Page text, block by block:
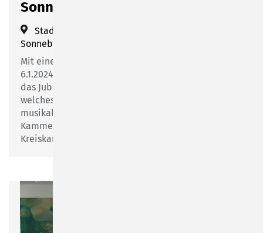
Sonneberg“
Stadtkirche St. Peter
Sonneberg
Mit einer ökumenischen Andacht wird am Samstag,
6.1.2024 um 18:00 Uhr
das Jubiläumsjahr „675 Jahre Sonneberg“ eröffnet,
welches die Stadt im Jahr 2024 feiert. Die
musikalische Umrahmung erfolgt durch den
Kammerchor Sonneberg unter Leitung von
Kreiskantor Martin Hütterott.